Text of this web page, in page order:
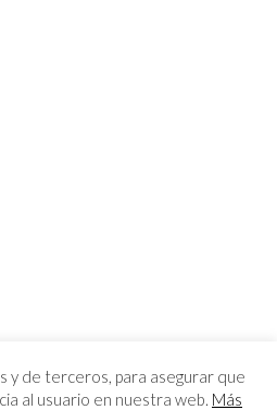
y de terceros, para asegurar que
al usuario en nuestra web. Más